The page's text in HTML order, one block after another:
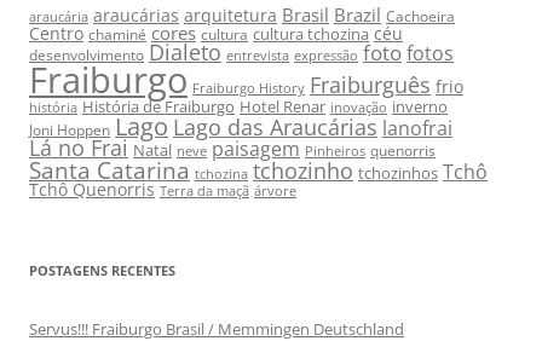
araucária araucárias arquitetura Brasil Brazil Cachoeira
Centro chaminé cores cultura cultura tchozina céu
desenvolvimento Dialeto entrevista expressão fotofotos
Fraiburgo Fraiburgo History Fraiburguês frio
história História de Fraiburgo Hotel Renar inovação inverno
Joni Hoppen Lago Lago das Araucárias lanofrai
Lá no Frai Natal neve paisagem Pinheiros quenorris
Santa Catarina tchozina tchozinho tchozinhos Tchô
Tchô Quenorris Terra da maçã árvore
POSTAGENS RECENTES
Servus!!! Fraiburgo Brasil / Memmingen Deutschland